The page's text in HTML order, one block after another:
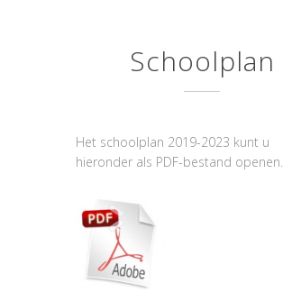
Schoolplan
Het schoolplan 2019-2023 kunt u
hieronder als PDF-bestand openen.